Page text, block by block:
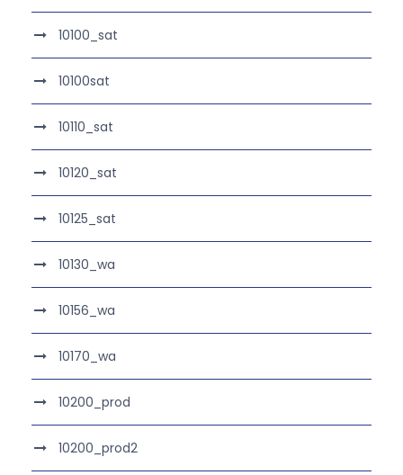
10100_sat
10100sat
10110_sat
10120_sat
10125_sat
10130_wa
10156_wa
10170_wa
10200_prod
10200_prod2